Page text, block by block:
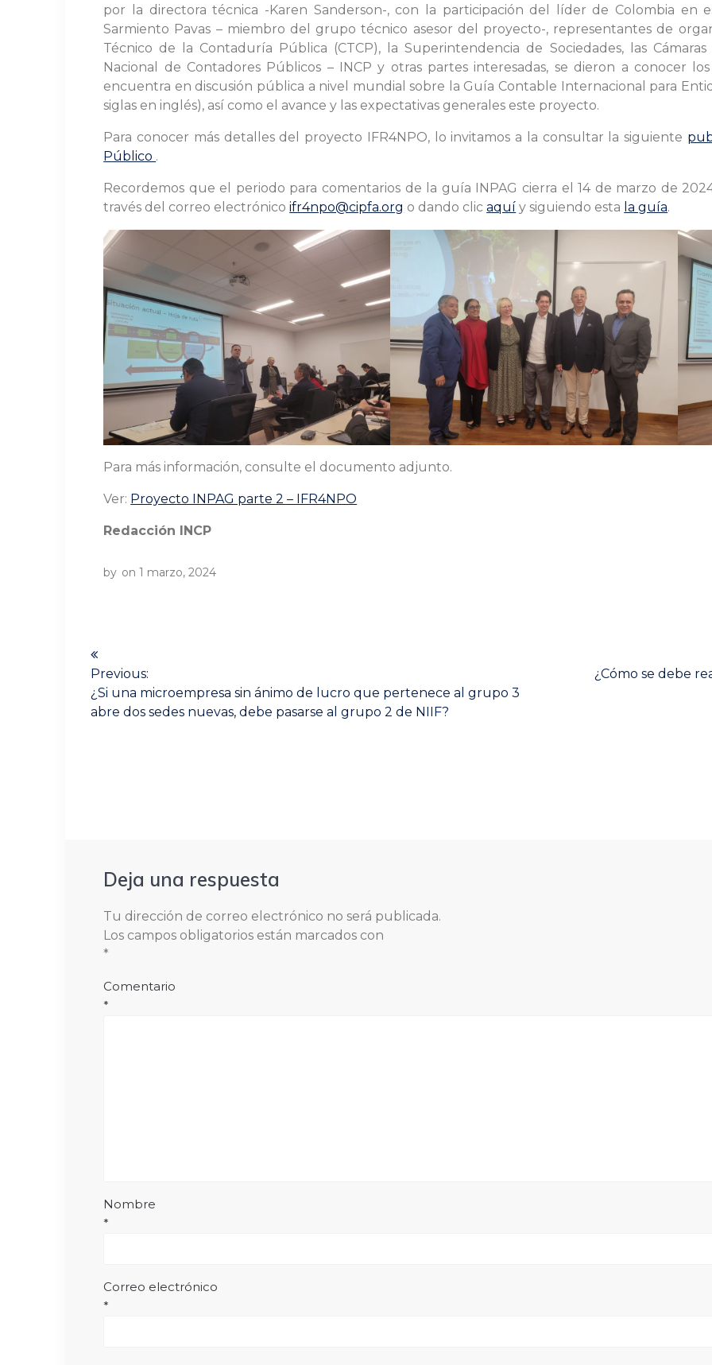
por la directora técnica -Karen Sanderson-, con la participación del líder de Colombia en
Sarmiento Pavas – miembro del grupo técnico asesor del proyecto-, representantes de
Técnico de la Contaduría Pública (CTCP), la Superintendencia de Sociedades, las
Nacional de Contadores Públicos – INCP y otras partes interesadas, se dieron a conocer
encuentra en discusión pública a nivel mundial sobre la Guía Contable Internacional para
siglas en inglés), así como el avance y las expectativas generales este proyecto.
Para conocer más detalles del proyecto IFR4NPO, lo invitamos a la consultar la siguiente
Público .
Recordemos que el periodo para comentarios de la guía INPAG cierra el 14 de marzo de
través del correo electrónicoifr4npo@cipfa.org o dando clicaquí y siguiendo esta la guía.
Para más información, consulte el documento adjunto.
Ver: Proyecto INPAG parte 2 – IFR4NPO
Redacción INCP
by on 1 marzo, 2024
Navegación
de
entradas
Previous:
Previous
post:
¿Si una microempresa sin ánimo de lucro que pertenece al grupo 3
abre dos sedes nuevas, debe pasarse al grupo 2 de NIIF?
¿Cómo se debe
Deja una respuesta
Tu dirección de correo electrónico no será publicada.
Los campos obligatorios están marcados con
*
Comentario
*
Nombre
*
Correo electrónico
*